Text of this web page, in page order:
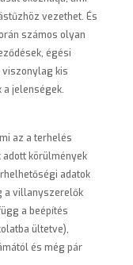
vezethet. És
számos olyan
égési
viszonylag kis
jelenségek.
az a terhelés
körülmények
adatok
a villanyszerelők
a beépítés
ültetve),
és még pár